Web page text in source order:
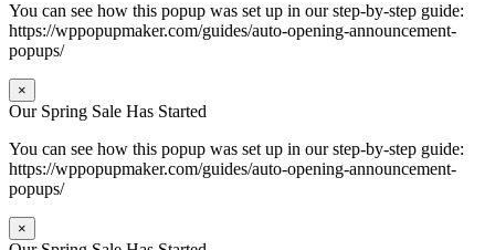
You can see how this popup was set up in our step-by-step guide:
https://wppopupmaker.com/guides/auto-opening-announcement-
popups/
×
Our Spring Sale Has Started
You can see how this popup was set up in our step-by-step guide:
https://wppopupmaker.com/guides/auto-opening-announcement-
popups/
×